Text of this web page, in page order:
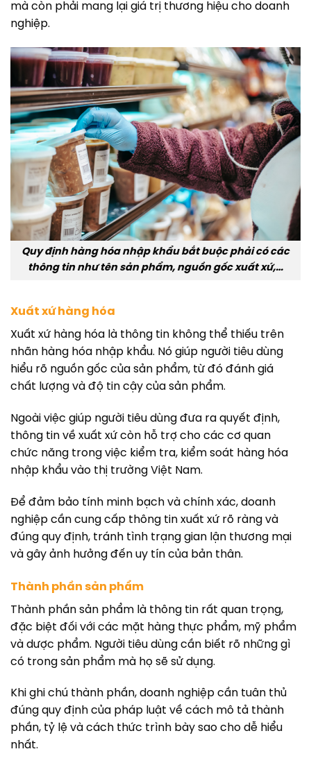
mà còn phải mang lại giá trị thương hiệu cho doanh
nghiệp.
Quy định hàng hóa nhập khẩu bắt buộc phải có các
thông tin như tên sản phẩm, nguồn gốc xuất xứ,…
Xuất xứ hàng hóa
Xuất xứ hàng hóa là thông tin không thể thiếu trên
nhãn hàng hóa nhập khẩu. Nó giúp người tiêu dùng
hiểu rõ nguồn gốc của sản phẩm, từ đó đánh giá
chất lượng và độ tin cậy của sản phẩm.
Ngoài việc giúp người tiêu dùng đưa ra quyết định,
thông tin về xuất xứ còn hỗ trợ cho các cơ quan
chức năng trong việc kiểm tra, kiểm soát hàng hóa
nhập khẩu vào thị trường Việt Nam.
Để đảm bảo tính minh bạch và chính xác, doanh
nghiệp cần cung cấp thông tin xuất xứ rõ ràng và
đúng quy định, tránh tình trạng gian lận thương mại
và gây ảnh hưởng đến uy tín của bản thân.
Thành phần sản phẩm
Thành phần sản phẩm là thông tin rất quan trọng,
đặc biệt đối với các mặt hàng thực phẩm, mỹ phẩm
và dược phẩm. Người tiêu dùng cần biết rõ những gì
có trong sản phẩm mà họ sẽ sử dụng.
Khi ghi chú thành phần, doanh nghiệp cần tuân thủ
đúng quy định của pháp luật về cách mô tả thành
phần, tỷ lệ và cách thức trình bày sao cho dễ hiểu
nhất.